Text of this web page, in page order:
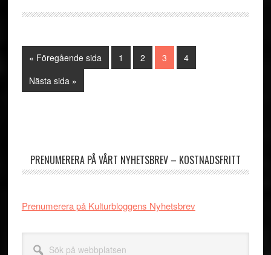
« Go
Föregående sida Sida
1 Sida
2 Sida
3 Sida
4
Go
to
Nästa sida »
PRENUMERERA PÅ VÅRT NYHETSBREV – KOSTNADSFRITT
Prenumerera på Kulturbloggens Nyhetsbrev